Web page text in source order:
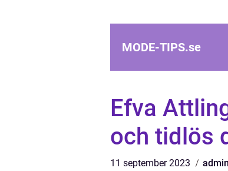
MODE-TIPS.se
Efva
och tidlös
11 september 2023 admin